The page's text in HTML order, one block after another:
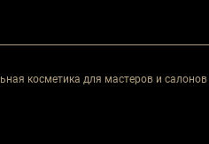
косметика для мастеров и салонов